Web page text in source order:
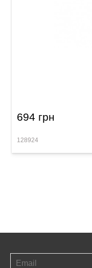
694 грн
128924